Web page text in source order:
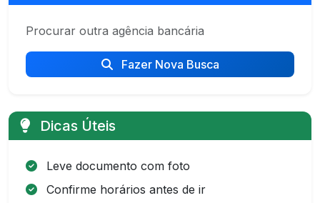
Procurar outra agência bancária
Fazer Nova Busca
Dicas Úteis
Leve documento com foto
Confirme horários antes de ir